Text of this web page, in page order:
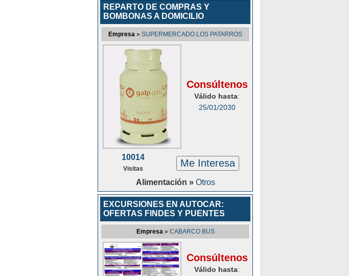
REPARTO DE COMPRAS Y
BOMBONAS A DOMICILIO
Empresa » SUPERMERCADO LOS PATARROS
Consúltenos
Válido hasta:
25/01/2030
10014
Visitas Me Interesa
Alimentación » Otros
EXCURSIONES EN AUTOCAR:
OFERTAS FINDES Y PUENTES
Empresa» CABARCO BUS
Consúltenos
Válido hasta: